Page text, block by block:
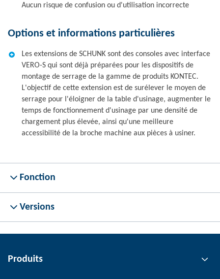
Aucun risque de confusion ou d'utilisation incorrecte
Options et informations particulières
Les extensions de SCHUNK sont des consoles avec interface
VERO-S qui sont déjà préparées pour les dispositifs de
montage de serrage de la gamme de produits KONTEC.
L'objectif de cette extension est de surélever le moyen de
serrage pour l'éloigner de la table d'usinage, augmenter le
temps de fonctionnement d'usinage par une densité de
chargement plus élevée, ainsi qu'une meilleure
accessibilité de la broche machine aux pièces à usiner.
Fonction
Versions
Produits